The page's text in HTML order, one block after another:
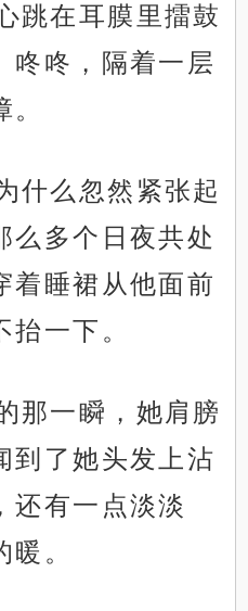
跳在耳膜里擂鼓
咚咚，隔着一层
什么忽然紧张起
多个日夜共处
着睡裙从他面前
一下。
那一瞬，她肩膀
到了她头发上沾
还有一点淡淡
。